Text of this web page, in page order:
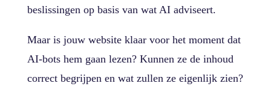
beslissingen op basis van wat AI adviseert.
Maar is jouw website klaar voor het moment dat
AI-bots hem gaan lezen? Kunnen ze de inhoud
correct begrijpen en wat zullen ze eigenlijk zien?